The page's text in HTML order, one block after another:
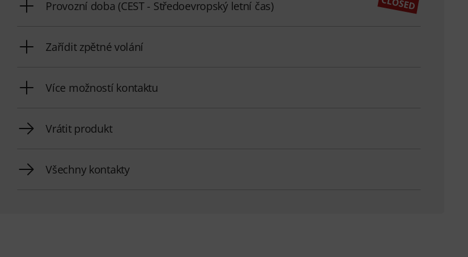
Provozní doba (CEST - Středoevropský letní čas)
Zařídit zpětné volání
Více možností kontaktu
Vrátit produkt
Všechny kontakty